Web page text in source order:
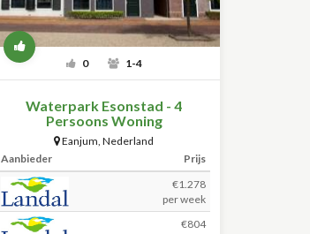
0 1-4
Waterpark Esonstad - 4
Persoons Woning
Eanjum,Nederland
Aanbieder
Prijs
€1.278
per week
€804